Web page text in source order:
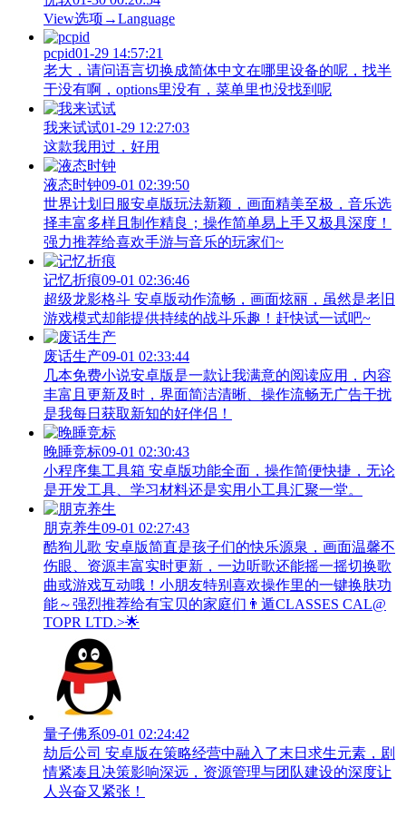
View‌选项→Language
pcpid01-29 14:57:21
老大，请问语言切换成简体中文在哪里设备的呢，找半
于没有啊，options里没有，菜单里也没找到呢
我来试试01-29 12:27:03
这款我用过，好用
液态时钟09-01 02:39:50
世界计划日服安卓版玩法新颖，画面精美至极，音乐选
择丰富多样且制作精良；操作简单易上手又极具深度！
强力推荐给喜欢手游与音乐的玩家们~
记忆折痕09-01 02:36:46
超级龙影格斗 安卓版动作流畅，画面炫丽，虽然是老旧
游戏模式却能提供持续的战斗乐趣！赶快试一试吧~
废话生产09-01 02:33:44
几本免费小说安卓版是一款让我满意的阅读应用，内容
丰富且更新及时，界面简洁清晰、操作流畅无广告干扰
是我每日获取新知的好伴侣！
晚睡竞标09-01 02:30:43
小程序集工具箱 安卓版功能全面，操作简便快捷，无论
是开发工具、学习材料还是实用小工具汇聚一堂。
朋克养生09-01 02:27:43
酷狗儿歌 安卓版简直是孩子们的快乐源泉，画面温馨不
伤眼、资源丰富实时更新，一边听歌还能摇一摇切换歌
曲或游戏互动哦！小朋友特别喜欢操作里的一键换肤功
能～强烈推荐给有宝贝的家庭们👨‍遁️CLASSES CAL@
TOPR LTD.>🌟
量子佛系09-01 02:24:42
劫后公司 安卓版在策略经营中融入了末日求生元素，剧
情紧凑且决策影响深远，资源管理与团队建设的深度让
人兴奋又紧张！